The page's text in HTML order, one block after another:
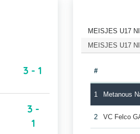
3 - 1
3 -
1
MEISJES U17
MEISJES U17
#
1 Metanous
2 VC Felco